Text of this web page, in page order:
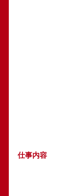
仕事内容